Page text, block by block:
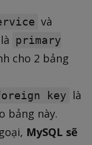
và
primary
cho 2 bảng
key
là
bảng này.
MySQL sẽ